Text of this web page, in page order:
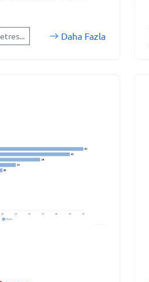
Daha Fazla